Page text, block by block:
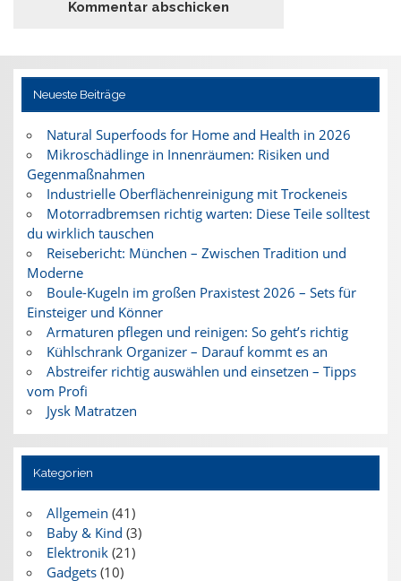
Neueste Beiträge
Natural Superfoods for Home and Health in 2026
Mikroschädlinge in Innenräumen: Risiken und
Gegenmaßnahmen
Industrielle Oberflächenreinigung mit Trockeneis
Motorradbremsen richtig warten: Diese Teile solltest
du wirklich tauschen
Reisebericht: München – Zwischen Tradition und
Moderne
Boule-Kugeln im großen Praxistest 2026 – Sets für
Einsteiger und Könner
Armaturen pflegen und reinigen: So geht’s richtig
Kühlschrank Organizer – Darauf kommt es an
Abstreifer richtig auswählen und einsetzen – Tipps
vom Profi
Jysk Matratzen
Kategorien
Allgemein (41)
Baby & Kind (3)
Elektronik(21)
Gadgets(10)